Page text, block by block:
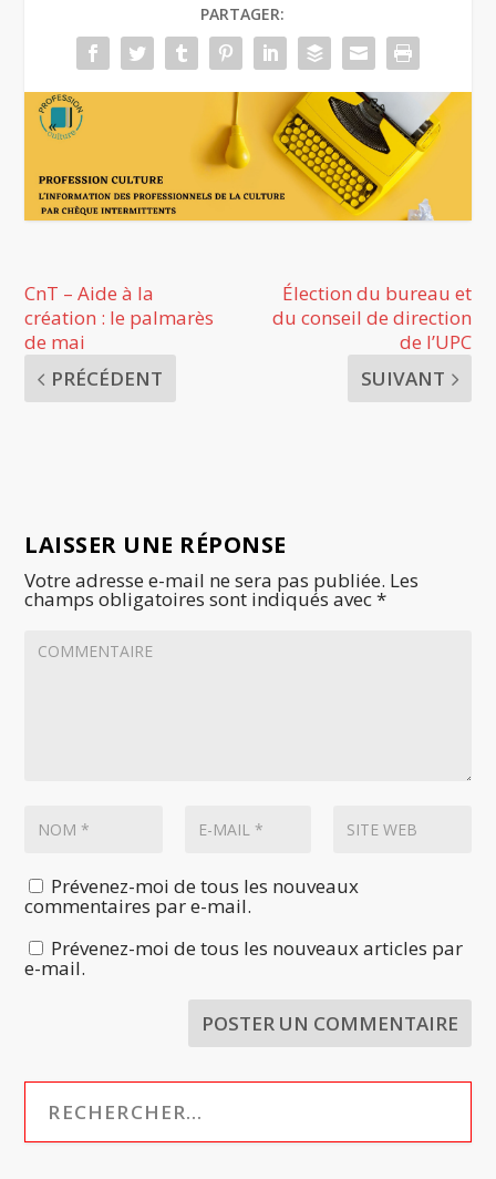
PARTAGER:
CnT – Aide à la
création : le palmarès
de mai
PRÉCÉDENT
Élection du bureau et
du conseil de direction
de l’UPC
SUIVANT
LAISSER UNE RÉPONSE
Votre adresse e-mail ne sera pas publiée. Les
champs obligatoires sont indiqués avec*
Prévenez-moi de tous les nouveaux
commentaires par e-mail.
Prévenez-moi de tous les nouveaux articles par
e-mail.